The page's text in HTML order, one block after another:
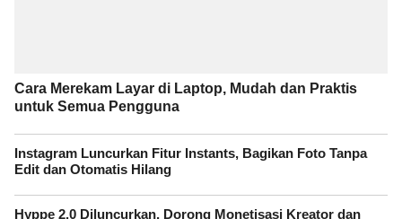
Cara Merekam Layar di Laptop, Mudah dan Praktis
untuk Semua Pengguna
Instagram Luncurkan Fitur Instants, Bagikan Foto Tanpa
Edit dan Otomatis Hilang
Hyppe 2.0 Diluncurkan, Dorong Monetisasi Kreator dan